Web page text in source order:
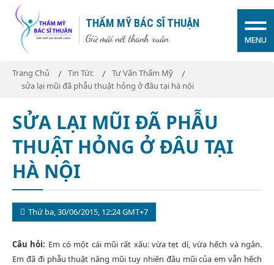
THẨM MỸ BÁC SĨ THUẬN
Giữ mãi nét thanh xuân MENU
Trang Chủ Tin Tức
Tư Vấn Thẩm Mỹ
sửa lại mũi đã phẫu thuật hỏng ở đâu tại hà nội
SỬA LẠI MŨI ĐÃ PHẪU
THUẬT HỎNG Ở ĐÂU TẠI
HÀ NỘI
Thứ ba, 30/06/2015, 12:24 GMT+7
Câu hỏi: Em có một cái mũi rất xấu: vừa tẹt dí, vừa hếch và ngắn.
Em đã đi phẫu thuật nâng mũi tuy nhiên đầu mũi của em vẫn hếch